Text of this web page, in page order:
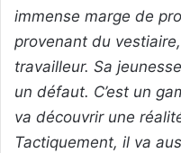
immense marge de
provenant du
travailleur. Sa
un défaut. C’est un
va découvrir une
Tactiquement, il va